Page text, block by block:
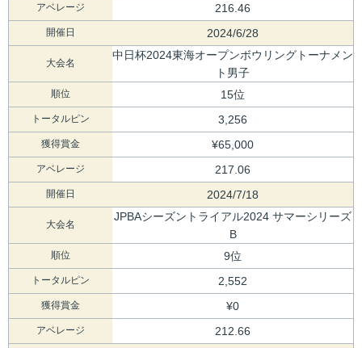
アベレージ 216.46
開催日 2024/6/28
大会名
中日杯2024東海オープンボウリングトーナメン
ト男子
順位 15位
トータルピン 3,256
獲得賞金 ¥65,000
アベレージ 217.06
開催日 2024/7/18
大会名
JPBAシーズントライアル2024 サマーシリーズ
B
順位 9位
トータルピン 2,552
獲得賞金 ¥0
アベレージ 212.66